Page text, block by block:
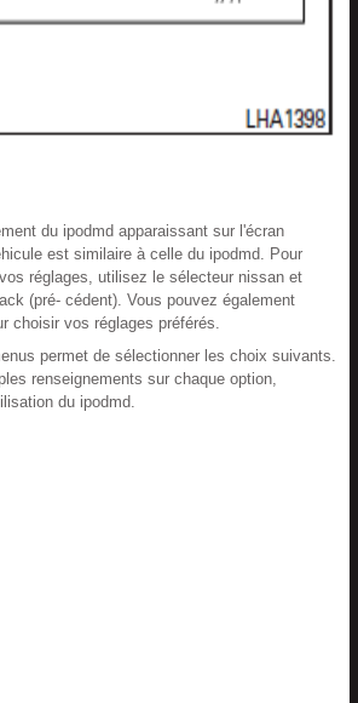
du ipodmd apparaissant sur l'écran
est similaire à celle du ipodmd. Pour
réglages, utilisez le sélecteur nissan et
(pré- cédent). Vous pouvez également
choisir vos réglages préférés.
permet de sélectionner les choix suivants.
renseignements sur chaque option,
du ipodmd.